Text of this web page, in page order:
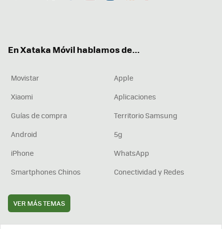
En Xataka Móvil hablamos de...
Movistar
Apple
Xiaomi
Aplicaciones
Guías de compra
Territorio Samsung
Android
5g
iPhone
WhatsApp
Smartphones Chinos
Conectividad y Redes
VER MÁS TEMAS